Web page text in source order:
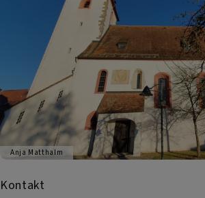
Anja Matthalm
Kontakt